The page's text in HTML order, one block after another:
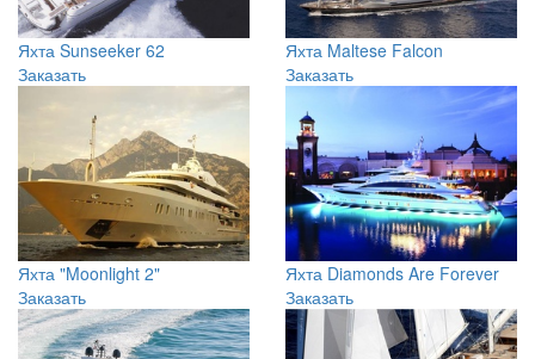
Яхта Sunseeker 62
Заказать
Яхта Maltese Falcon
Заказать
Яхта "Moonlight 2"
Заказать
Яхта Diamonds Are Forever
Заказать